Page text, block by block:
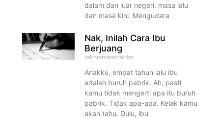
dalam dan luar negeri, masa lalu
dan masa kini. Mengudara
Nak, Inilah Cara Ibu
Berjuang
rakommarsinahfm
Anakku, empat tahun lalu ibu
adalah buruh pabrik. Ah, pasti
kamu tidak mengerti apa itu buruh
pabrik. Tidak apa-apa. Kelak kamu
akan tahu. Dulu, ibu